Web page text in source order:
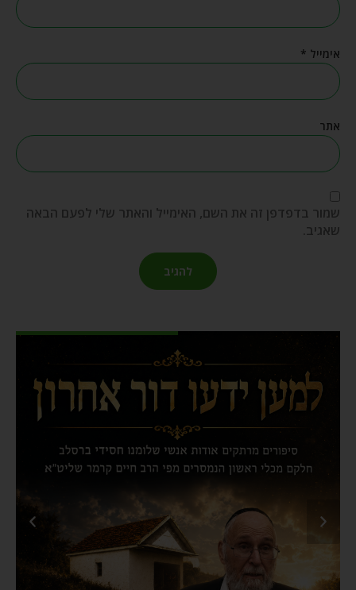
אימייל *
אתר
שמור בדפדפן זה את השם, האימייל והאתר שלי לפעם הבאה
שאגיב.